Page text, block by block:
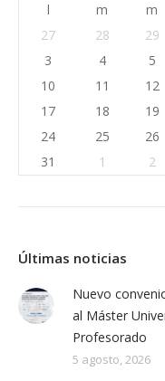
l m m
27
28 29
3
4 5
10
11 12
17
18 19
24
25 26
31
1 2
Últimas noticias
Nuevo
al Máster
Profesorado
5 agosto, 2026